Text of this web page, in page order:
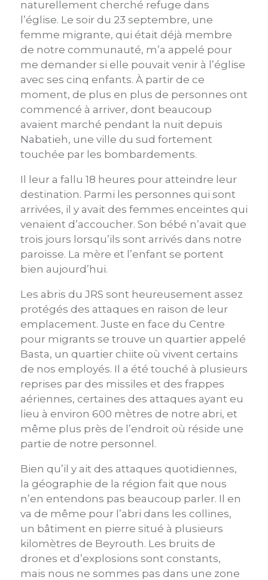
naturellement cherché refuge dans
l’église. Le soir du 23 septembre, une
femme migrante, qui était déjà membre
de notre communauté, m’a appelé pour
me demander si elle pouvait venir à l’église
avec ses cinq enfants. À partir de ce
moment, de plus en plus de personnes ont
commencé à arriver, dont beaucoup
avaient marché pendant la nuit depuis
Nabatieh, une ville du sud fortement
touchée par les bombardements.
Il leur a fallu 18 heures pour atteindre leur
destination. Parmi les personnes qui sont
arrivées, il y avait des femmes enceintes qui
venaient d’accoucher. Son bébé n’avait que
trois jours lorsqu’ils sont arrivés dans notre
paroisse. La mère et l’enfant se portent
bien aujourd’hui.
Les abris du JRS sont heureusement assez
protégés des attaques en raison de leur
emplacement. Juste en face du Centre
pour migrants se trouve un quartier appelé
Basta, un quartier chiite où vivent certains
de nos employés. Il a été touché à plusieurs
reprises par des missiles et des frappes
aériennes, certaines des attaques ayant eu
lieu à environ 600 mètres de notre abri, et
même plus près de l’endroit où réside une
partie de notre personnel.
Bien qu’il y ait des attaques quotidiennes,
la géographie de la région fait que nous
n’en entendons pas beaucoup parler. Il en
va de même pour l’abri dans les collines,
un bâtiment en pierre situé à plusieurs
kilomètres de Beyrouth. Les bruits de
drones et d’explosions sont constants,
mais nous ne sommes pas dans une zone